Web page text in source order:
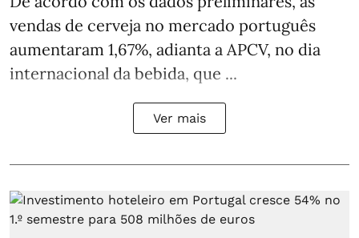
vendas de cerveja no mercado português
aumentaram 1,67%, adianta a APCV, no dia
internacional da bebida, que ...
Ver mais